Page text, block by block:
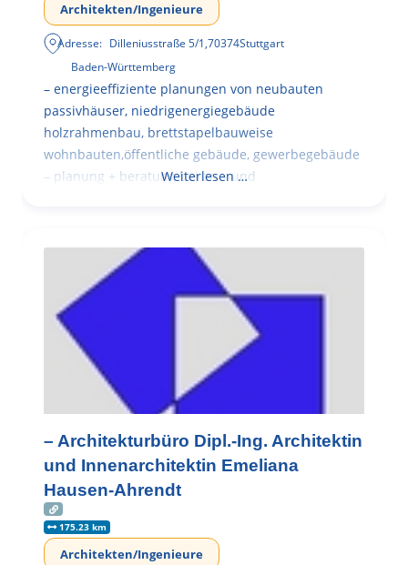
Architekten/Ingenieure
Adresse: Dilleniusstraße 5/1,70374Stuttgart
Baden-Württemberg
– energieeffiziente planungen von neubauten
passivhäuser, niedrigenergiegebäude
holzrahmenbau, brettstapelbauweise
wohnbauten,öffentliche gebäude, gewerbegebäude
– planung + beratung bei an – und
Weiterlesen …
– Architekturbüro Dipl.-Ing. Architektin
und Innenarchitektin Emeliana
Hausen-Ahrendt
175.23 km
Architekten/Ingenieure